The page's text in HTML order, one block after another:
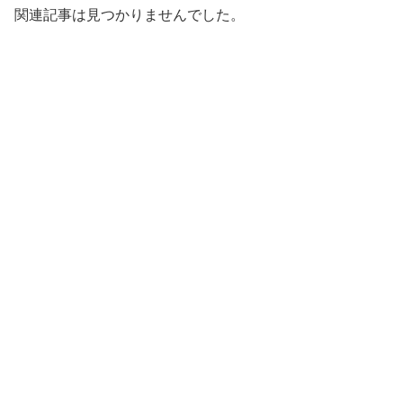
関連記事は見つかりませんでした。